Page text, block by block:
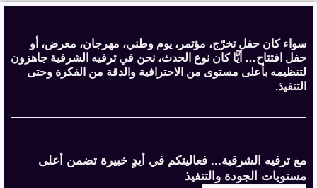
سواء كان حفل تخرّج، مؤتمر، يوم وطني، مهرجان، معرض، أو
حفل افتتاح… أيًّا كان نوع الحدث، نحن في ترفيه الشرقية جاهزون
لتنظيمه بأعلى مستوى من الاحترافية والدقة من الفكرة وحتى
التنفيذ.
مع ترفيه الشرقية... فعاليتكم في أيدٍ خبيرة تضمن أعلى
مستويات الجودة والتنفيذ